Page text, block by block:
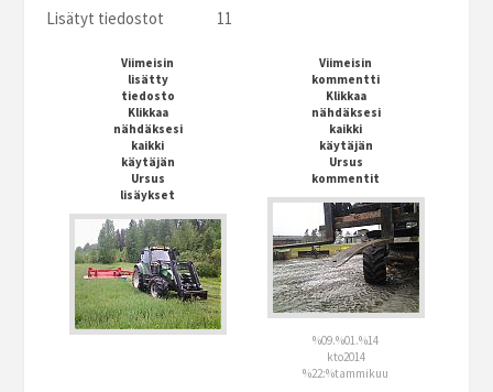
Lisätyt tiedostot
11
Viimeisin
lisätty
tiedosto
Klikkaa
nähdäksesi
kaikki
käytäjän
Ursus
lisäykset
Viimeisin
kommentti
Klikkaa
nähdäksesi
kaikki
käytäjän
Ursus
kommentit
%09.%01.%14
kto2014
%22:%tammikuu